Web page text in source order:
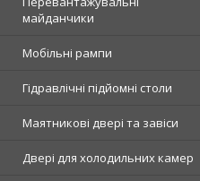
майданчики
Мобільні рампи
Гідравлічні підйомні столи
Маятникові двері та завіси
Двері для холодильних камер